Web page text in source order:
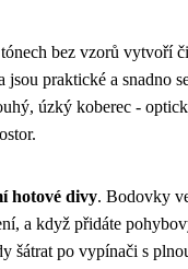
bez vzorů vytvoří
jsou praktické a snadno
úzký koberec -
hotové divy. Bodovky
a když přidáte
šátrat po vypínači s